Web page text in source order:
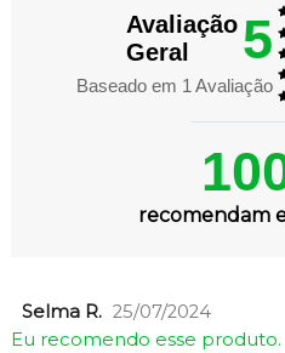
Avaliação
Geral
5
Baseado em 1Avaliação
recomendam
Selma R. 25/07/2024
Eu recomendo esse produto.